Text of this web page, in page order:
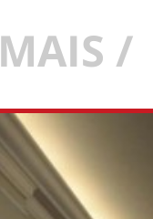
MAIS /